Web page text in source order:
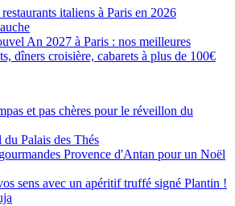
italiens à Paris en 2026
An 2027 à Paris : nos meilleures
dîners croisière, cabarets à plus de 100€
et pas chères pour le réveillon du
Palais des Thés
Provence d'Antan pour un Noël
sens avec un apéritif truffé signé Plantin !